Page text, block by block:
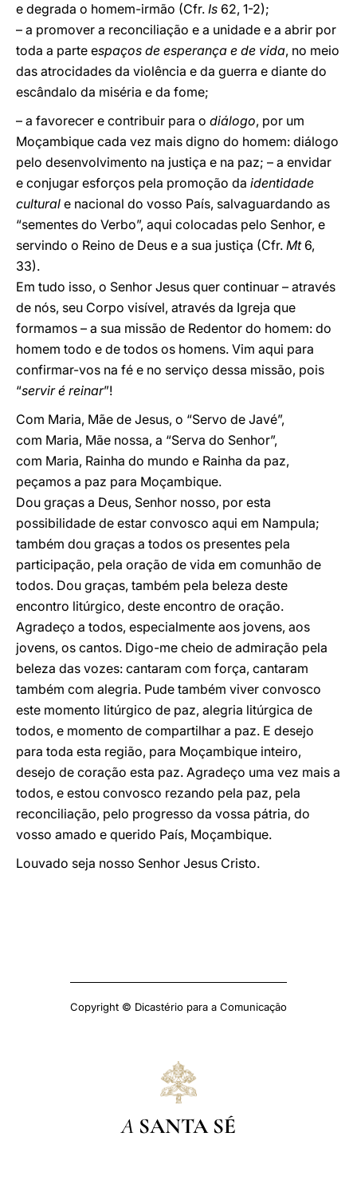
e degrada o homem-irmão (Cfr. Is 62, 1-2);
– a promover a reconciliação e a unidade e a abrir por
toda a parte espaços de esperança e de vida, no meio
das atrocidades da violência e da guerra e diante do
escândalo da miséria e da fome;
– a favorecer e contribuir para o diálogo, por um
Moçambique cada vez mais digno do homem: diálogo
pelo desenvolvimento na justiça e na paz; – a envidar
e conjugar esforços pela promoção da identidade
cultural e nacional do vosso País, salvaguardando as
“sementes do Verbo”, aqui colocadas pelo Senhor, e
servindo o Reino de Deus e a sua justiça (Cfr. Mt6,
33).
Em tudo isso, o Senhor Jesus quer continuar – através
de nós, seu Corpo visível, através da Igreja que
formamos – a sua missão de Redentor do homem: do
homem todo e de todos os homens. Vim aqui para
confirmar-vos na fé e no serviço dessa missão, pois
“servir é reinar”!
Com Maria, Mãe de Jesus, o “Servo de Javé”,
com Maria, Mãe nossa, a “Serva do Senhor”,
com Maria, Rainha do mundo e Rainha da paz,
peçamos a paz para Moçambique.
Dou graças a Deus, Senhor nosso, por esta
possibilidade de estar convosco aqui em Nampula;
também dou graças a todos os presentes pela
participação, pela oração de vida em comunhão de
todos. Dou graças, também pela beleza deste
encontro litúrgico, deste encontro de oração.
Agradeço a todos, especialmente aos jovens, aos
jovens, os cantos. Digo-me cheio de admiração pela
beleza das vozes: cantaram com força, cantaram
também com alegria. Pude também viver convosco
este momento litúrgico de paz, alegria litúrgica de
todos, e momento de compartilhar a paz. E desejo
para toda esta região, para Moçambique inteiro,
desejo de coração esta paz. Agradeço uma vez mais a
todos, e estou convosco rezando pela paz, pela
reconciliação, pelo progresso da vossa pátria, do
vosso amado e querido País, Moçambique.
Louvado seja nosso Senhor Jesus Cristo.
Copyright © Dicastério para a Comunicação
A SANTA SÉ